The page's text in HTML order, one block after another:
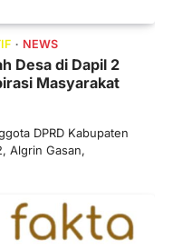
NEWS
Desa di Dapil 2
Masyarakat
DPRD Kabupaten
Algrin Gasan,